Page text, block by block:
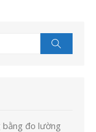
kiếm
đo lường